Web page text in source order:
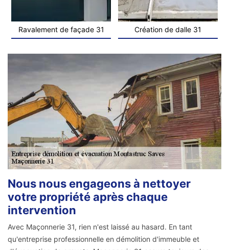
Ravalement de façade 31 Création de dalle 31
Nous nous engageons à nettoyer
votre propriété après chaque
intervention
Avec Maçonnerie 31, rien n'est laissé au hasard. En tant
qu'entreprise professionnelle en démolition d'immeuble et